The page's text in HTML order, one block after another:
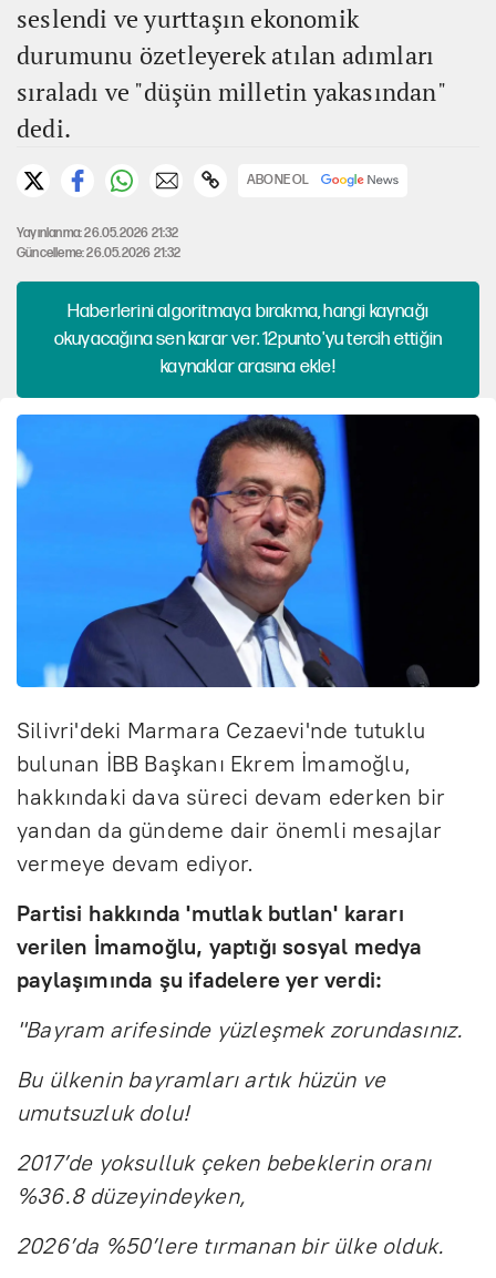
seslendi ve yurttaşın ekonomik
durumunu özetleyerek atılan adımları
sıraladı ve "düşün milletin yakasından"
dedi.
ABONE OL
Yayınlanma: 26.05.2026 21:32
Güncelleme: 26.05.2026 21:32
Haberlerini algoritmaya bırakma, hangi kaynağı
okuyacağına sen karar ver. 12punto'yu tercih ettiğin
kaynaklar arasına ekle!
Silivri'deki Marmara Cezaevi'nde tutuklu
bulunan İBB Başkanı Ekrem İmamoğlu,
hakkındaki dava süreci devam ederken bir
yandan da gündeme dair önemli mesajlar
vermeye devam ediyor.
Partisi hakkında 'mutlak butlan' kararı
verilen İmamoğlu, yaptığı sosyal medya
paylaşımında şu ifadelere yer verdi:
"Bayram arifesinde yüzleşmek zorundasınız.
Bu ülkenin bayramları artık hüzün ve
umutsuzluk dolu!
2017’de yoksulluk çeken bebeklerin oranı
%36.8 düzeyindeyken,
2026’da %50’lere tırmanan bir ülke olduk.